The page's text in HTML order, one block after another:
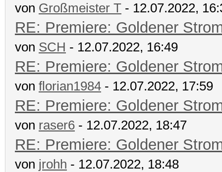
von Großmeister T - 12.07.2022,
RE: Premiere: Goldener
von SCH - 12.07.2022, 16:49
RE: Premiere: Goldener
von florian1984 - 12.07.2022, 17:59
RE: Premiere: Goldener
von raser6 - 12.07.2022, 18:47
RE: Premiere: Goldener
von jrohh - 12.07.2022, 18:48